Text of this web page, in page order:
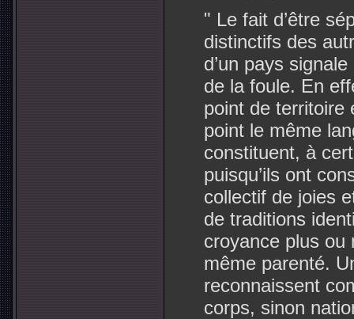
" Le fait d’être
distinctifs des
d’un pays
de la foule. En
point de territoire
point le même
constituent, à
puisqu’ils ont
collectif de joies
de traditions
croyance plus ou
même parenté.
reconnaissent
corps, sinon